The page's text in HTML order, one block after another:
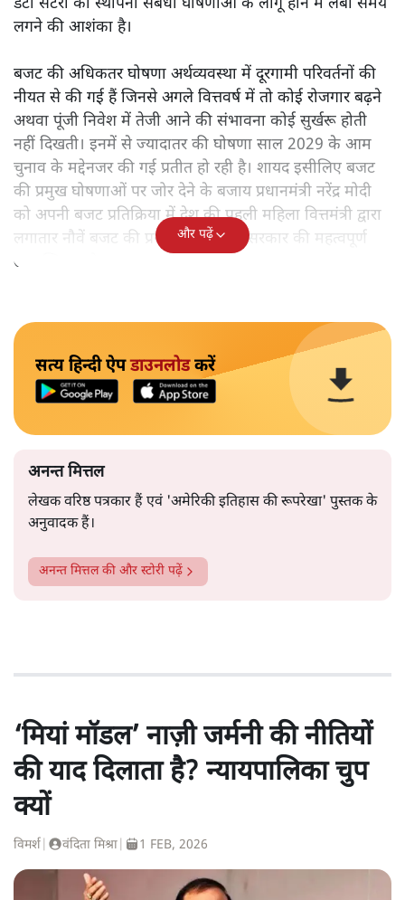
डेटा सेंटरों की स्थापना संबंधी घोषणाओं के लागू होने में लंबा समय
लगने की आशंका है।
बजट की अधिकतर घोषणा अर्थव्यवस्था में दूरगामी परिवर्तनों की
नीयत से की गई हैं जिनसे अगले वित्तवर्ष में तो कोई रोजगार बढ़ने
अथवा पूंजी निवेश में तेजी आने की संभावना कोई सुर्खरू होती
नहीं दिखती। इनमें से ज्यादातर की घोषणा साल 2029 के आम
चुनाव के मद्देनजर की गई प्रतीत हो रही है। शायद इसीलिए बजट
की प्रमुख घोषणाओं पर जोर देने के बजाय प्रधानमंत्री नरेंद्र मोदी
को अपनी बजट प्रतिक्रिया में देश की पहली महिला वित्तमंत्री द्वारा
लगातार नौवें बजट की प्रस्तुति को अपनी सरकार की महत्वपूर्ण
उपलब्धि बताने पर मजबूर होना पड़ा।
और पढ़ें
सत्य हिन्दी ऐपडाउनलोडकरें
अनन्त मित्तल
लेखक वरिष्ठ पत्रकार हैं एवं 'अमेरिकी इतिहास की रूपरेखा' पुस्तक के
अनुवादक हैं।
अनन्त मित्तलकी और स्टोरी पढ़ें
‘मियां मॉडल’ नाज़ी जर्मनी की नीतियों
की याद दिलाता है? न्यायपालिका चुप
क्यों
विमर्श वंदिता मिश्रा 1 FEB, 2026